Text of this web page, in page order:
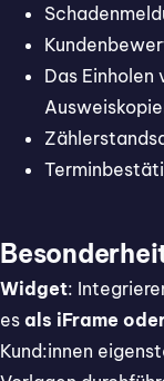
Das Einholen
Widget:
es als iFrame
Kund:innen